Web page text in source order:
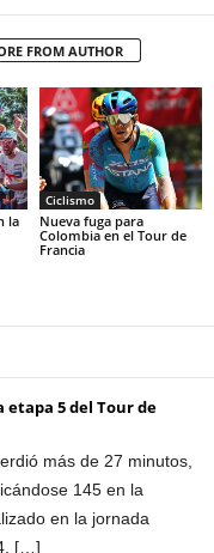
FROM AUTHOR
la
Ciclismo
Nueva fuga para
Colombia en el Tour de
Francia
etapa 5 del Tour de
más de 27 minutos,
145 en la
en la jornada
[…]